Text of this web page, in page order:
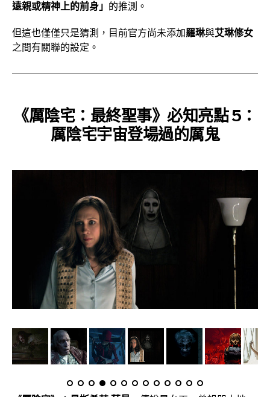
遠親或精神上的前身」 的推測。
但這也僅僅只是猜測，目前官方尚未添加羅琳與艾琳修女
之間有關聯的設定。
《厲陰宅：最終聖事》必知亮點 5：
厲陰宅宇宙登場過的厲鬼